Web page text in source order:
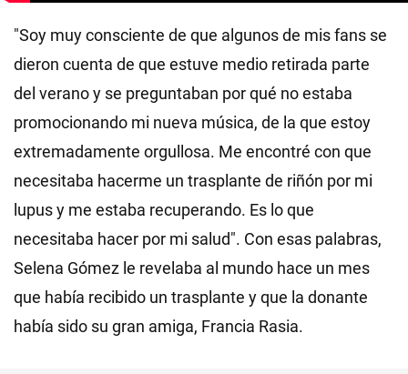
"Soy muy consciente de que algunos de mis fans se
dieron cuenta de que estuve medio retirada parte
del verano y se preguntaban por qué no estaba
promocionando mi nueva música, de la que estoy
extremadamente orgullosa. Me encontré con que
necesitaba hacerme un trasplante de riñón por mi
lupus y me estaba recuperando. Es lo que
necesitaba hacer por mi salud". Con esas palabras,
Selena Gómez le revelaba al mundo hace un mes
que había recibido un trasplante y que la donante
había sido su gran amiga, Francia Rasia.